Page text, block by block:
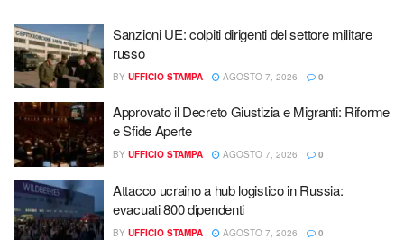
Sanzioni UE: colpiti dirigenti del settore militare
russo
BY UFFICIO STAMPA AGOSTO 7, 2026 0
Approvato il Decreto Giustizia e Migranti: Riforme
e Sfide Aperte
BY UFFICIO STAMPA AGOSTO 7, 2026 0
Attacco ucraino a hub logistico in Russia:
evacuati 800 dipendenti
BY UFFICIO STAMPA AGOSTO 7, 2026 0